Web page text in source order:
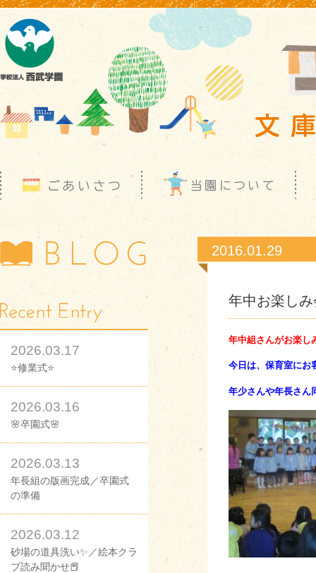
2026.03.17
⭐修業式⭐
2026.03.16
🌸卒園式🌸
2026.03.13
年長組の版画完成／卒園式
の準備
2026.03.12
砂場の道具洗い✨／絵本クラ
ブ読み聞かせ📕
2016.01.29
年中お楽し
年中組さんがお楽し
今日は、保育室にお
年少さんや年長さん